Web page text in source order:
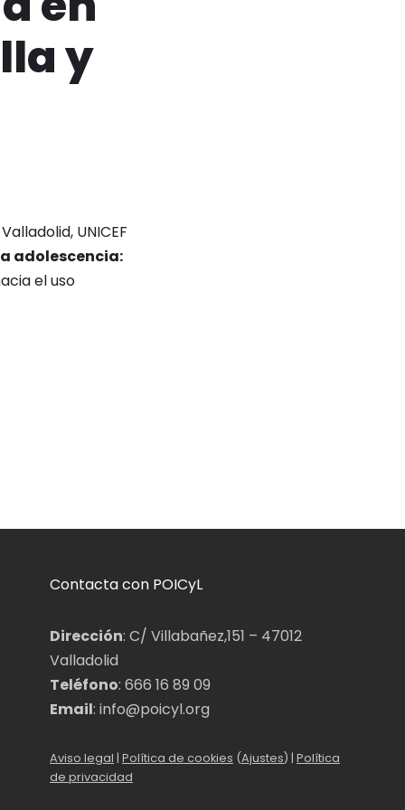
y
UNICEF
adolescencia:
el uso
Contacta con POICyL
Dirección: C/ Villabañez,151 – 47012
Valladolid
Teléfono: 666 16 89 09
Email: info@poicyl.org
Aviso legal | Política de cookies (Ajustes) | Política
de privacidad